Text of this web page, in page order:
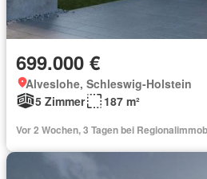
699.000 €
Alveslohe, Schleswig-Holstein
5 Zimmer
187 m²
Vor 2 Wochen, 3 Tagen bei